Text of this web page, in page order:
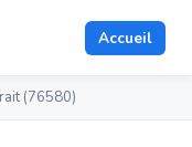
Accueil
(76580)